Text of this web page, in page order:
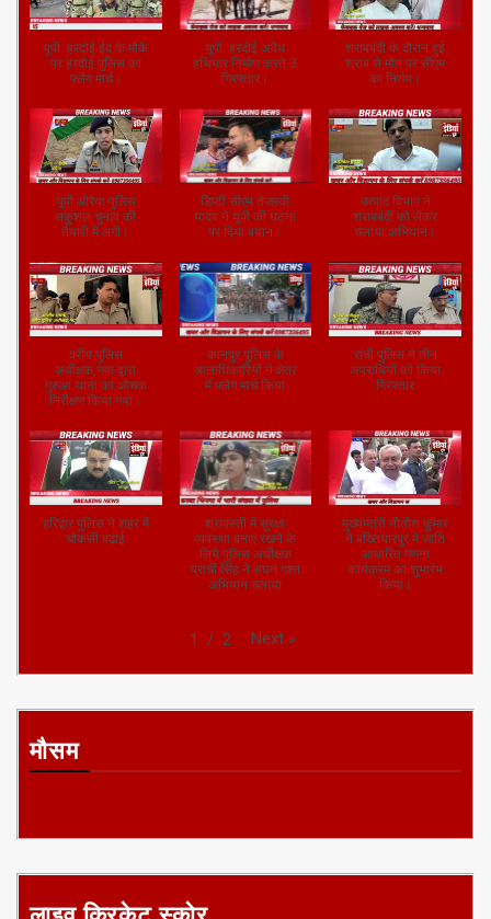
यूपी: हरदोई ईद के मौके
पर हरदोई पुलिस का
फ्लैग मार्च।
यूपी: हरदोई अवैध
हथियार निर्माण करते 3
गिरफ्तार।
शराबबंदी के दौरान हुई
शराब से मौत पर सीएम
का निर्णय।
यूपी:औरैया पुलिस
सकुशल चुनाव की
तैयारी में लगी।
डिप्टी सीएम तेजस्वी
यादव ने यूपी की घटना
पर दिया बयान।
उत्पाद विभाग ने
शराबबंदी को लेकर
चलाया अभियान।
वरीय पुलिस
अधीक्षक,गया द्वारा
गुरुआ थाना का औचक
निरीक्षण किया गया।
कानपुर पुलिस के
आलाधिकारियों ने क्षेत्र
में फ्लैग मार्च किया
रांची पुलिस ने तीन
अपराधियों को किया
गिरफ्तार
हरिद्वार पुलिस ने शहर में
चौकसी बढ़ाई
श्रावस्ती में सुरक्षा
व्यवस्था बनाए रखने के
लिये पुलिस अधीक्षक
प्राची सिंह ने सघन गश्त
अभियान चलाया
मुख्यमंत्री नीतीश कुमार
ने बख्तियारपुर में जाति
आधारित गणना
कार्यक्रम का शुभारंभ
किया।
मौसम
लाइव क्रिकेट स्कोर